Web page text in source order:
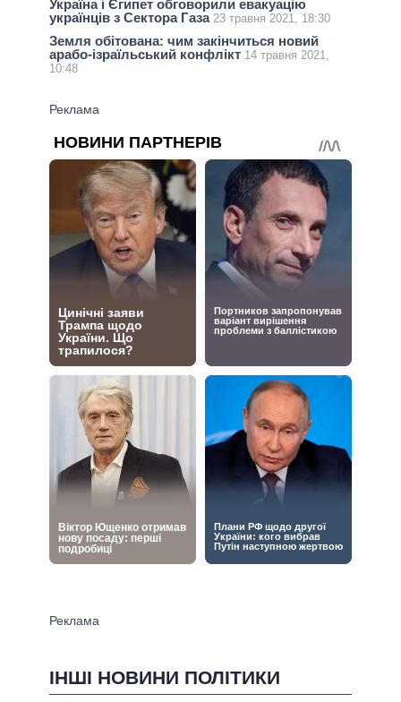
Україна і Єгипет обговорили евакуацію
українців з Сектора Газа 23 травня 2021, 18:30
Земля обітована: чим закінчиться новий
арабо-ізраїльський конфлікт 14 травня 2021,
10:48
ІНШІ НОВИНИ ПОЛІТИКИ